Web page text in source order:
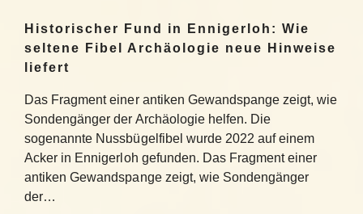
Historischer Fund in Ennigerloh: Wie
seltene Fibel Archäologie neue Hinweise
liefert
Das Fragment einer antiken Gewandspange zeigt, wie
Sondengänger der Archäologie helfen. Die
sogenannte Nussbügelfibel wurde 2022 auf einem
Acker in Ennigerloh gefunden. Das Fragment einer
antiken Gewandspange zeigt, wie Sondengänger
der…